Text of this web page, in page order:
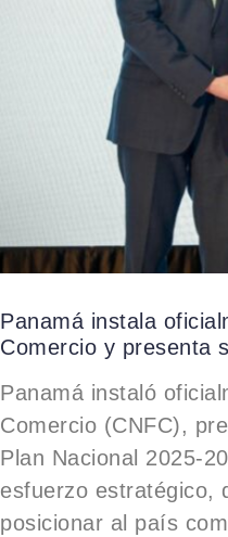
Panamá instala
Comercio y presenta
Panamá instaló
Comercio (CNFC),
Plan Nacional 2025-
esfuerzo estratégico,
posicionar al país